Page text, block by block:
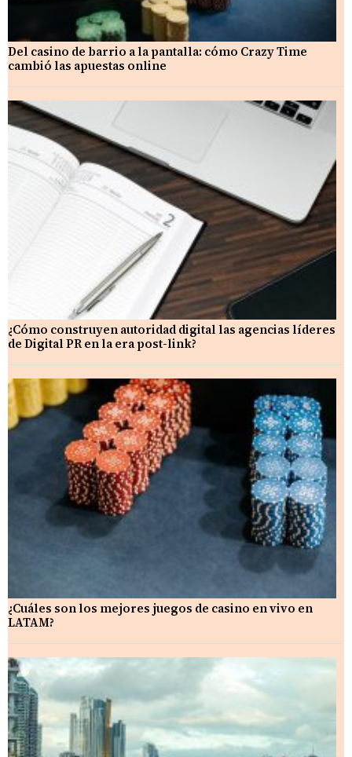
Del casino de barrio a la pantalla: cómo Crazy Time
cambió las apuestas online
¿Cómo construyen autoridad digital las agencias líderes
de Digital PR en la era post-link?
¿Cuáles son los mejores juegos de casino en vivo en
LATAM?